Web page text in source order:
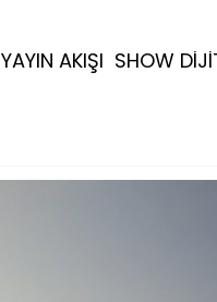
YAYIN AKIŞI SHOW